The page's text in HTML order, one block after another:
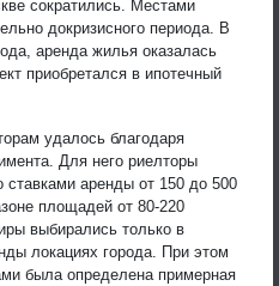
сократились. Местами
докризисного периода. В
аренда жилья оказалась
приобретался в ипотечный
удалось благодаря
Для него риелторы
ставками аренды от 150 до 500
площадей от 80-220
выбирались только в
локациях города. При этом
была определена примерная